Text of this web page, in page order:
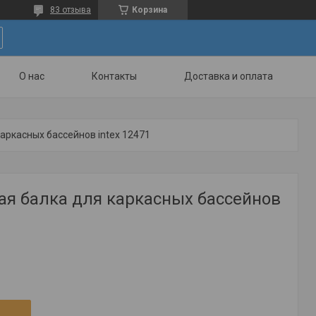
Корзина
83 отзыва
О нас Контакты Доставка и оплата
бассейнов intex 12471
балка для каркасных бассейнов